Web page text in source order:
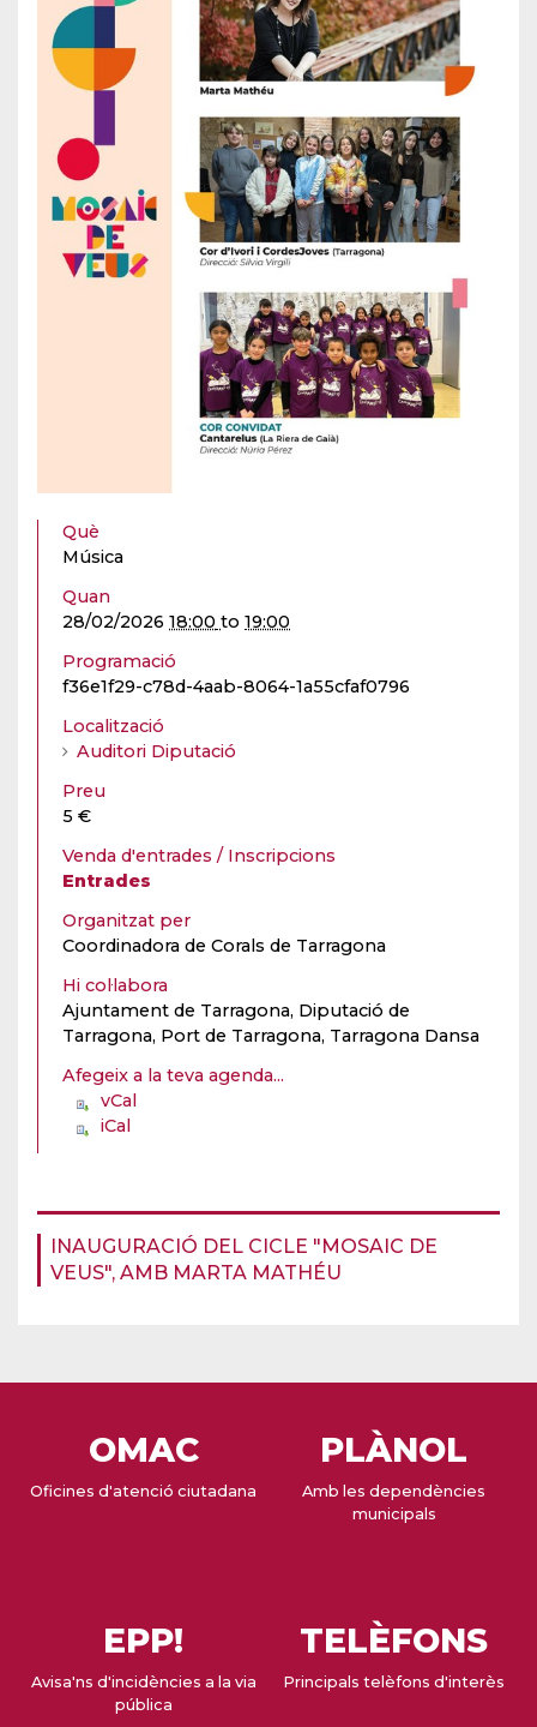
INAUGURACIÓ DEL CICLE "MOSAIC DE
VEUS", AMB MARTA MATHÉU
Què
Música
Quan
28/02/2026 18:00 to 19:00
Programació
f36e1f29-c78d-4aab-8064-1a55cfaf0796
Localització
Auditori Diputació
Preu
5 €
Venda d'entrades / Inscripcions
Entrades
Organitzat per
Coordinadora de Corals de Tarragona
Hi col·labora
Ajuntament de Tarragona, Diputació de
Tarragona, Port de Tarragona, Tarragona Dansa
Afegeix a la teva agenda...
vCal
iCal
OMAC
Oficines d'atenció ciutadana
PLÀNOL
Amb les dependències
municipals
EPP!
Avisa'ns d'incidències a la via
pública
TELÈFONS
Principals telèfons d'interès